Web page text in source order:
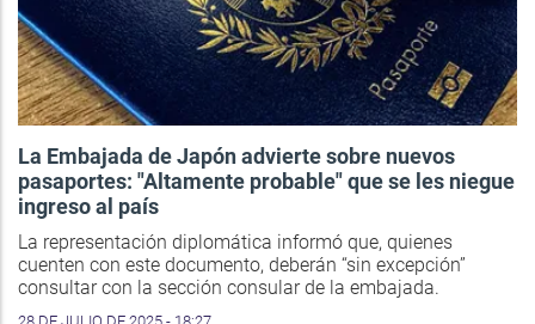
La Embajada de Japón advierte sobre nuevos
pasaportes: "Altamente probable" que se les niegue
ingreso al país
La representación diplomática informó que, quienes
cuenten con este documento, deberán “sin excepción”
consultar con la sección consular de la embajada.